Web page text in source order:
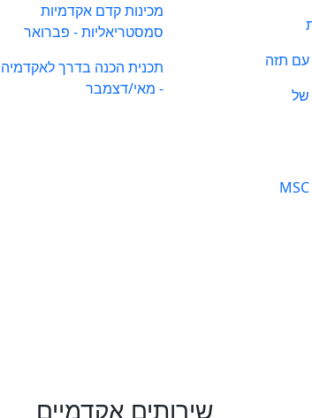
עם תזה
של
מכינות קדם אקדמיות
סמסטריאליות - פברואר
תכנית הכנה בדרך לאקדמיה
- מאי/דצמבר
שירותים אקדמיים